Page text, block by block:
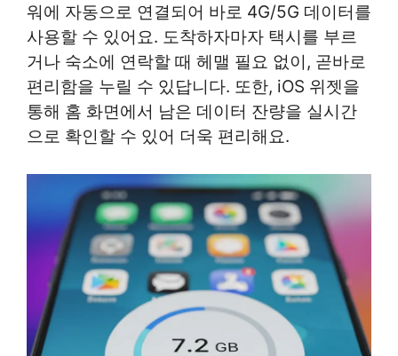
워에 자동으로 연결되어 바로 4G/5G 데이터를
사용할 수 있어요. 도착하자마자 택시를 부르
거나 숙소에 연락할 때 헤맬 필요 없이, 곧바로
편리함을 누릴 수 있답니다. 또한, iOS 위젯을
통해 홈 화면에서 남은 데이터 잔량을 실시간
으로 확인할 수 있어 더욱 편리해요.